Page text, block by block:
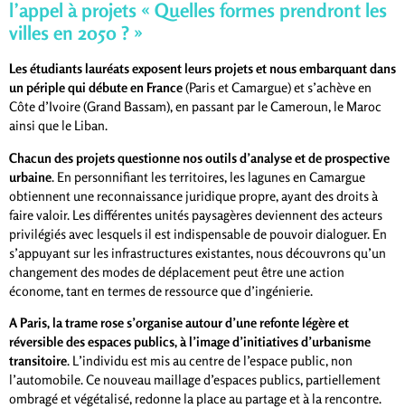
l’appel à projets « Quelles formes prendront les
villes en 2050 ? »
Les étudiants lauréats exposent leurs projets et nous embarquant dans
un périple qui débute en France(Paris et Camargue) et s’achève en
Côte d’Ivoire (Grand Bassam), en passant par le Cameroun, le Maroc
ainsi que le Liban.
Chacun des projets questionne nos outils d’analyse et de prospective
urbaine. En personnifiant les territoires, les lagunes en Camargue
obtiennent une reconnaissance juridique propre, ayant des droits à
faire valoir. Les différentes unités paysagères deviennent des acteurs
privilégiés avec lesquels il est indispensable de pouvoir dialoguer. En
s’appuyant sur les infrastructures existantes, nous découvrons qu’un
changement des modes de déplacement peut être une action
économe, tant en termes de ressource que d’ingénierie.
A Paris, la trame rose s’organise autour d’une refonte légère et
réversible des espaces publics, à l’image d’initiatives d’urbanisme
transitoire. L’individu est mis au centre de l’espace public, non
l’automobile. Ce nouveau maillage d’espaces publics, partiellement
ombragé et végétalisé, redonne la place au partage et à la rencontre.